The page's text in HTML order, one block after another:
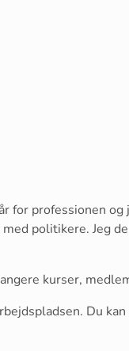
for professionen
politikere. Jeg
kurser,
Du